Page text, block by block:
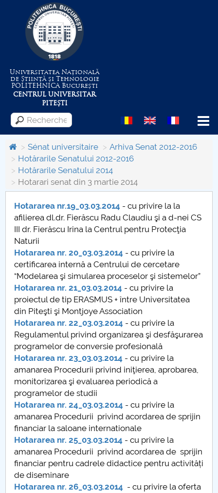
Universitatea Națională
de Știință și Tehnologie
POLITEHNICABucurești
CENTRUL UNIVERSITAR
PITEȘTI
Menu
Despre Universitate
Centrul de Management al Proiectelor
Conseil d'administration
Nr. de telefon si adrese Facultăți
Informations sur l'admission
Români de pretutindeni - ADMITERE
Sénat universitaire
Facultés
STUDENTI CUP
Ghiduri pentru STUDENȚI
Relations publiques
Relations Internationales
PNRR
Proiect (PRIM STUD)
Sénat universitaire
Arhiva Senat 2012-2016
Hotărarile Senatului 2012-2016
Hotărarile Senatului 2014
Hotarari senat din 3 martie 2014
Hotararea nr.19_03.03.2014 - cu privire la la
afilierea dl.dr. Fierăscu Radu Claudiu şi a d-nei CS
III dr. Fierăscu Irina la Centrul pentru Protecţia
Naturii
Hotararea nr. 20_03.03.2014 - cu privire la
certificarea internă a Centrului de cercetare
“Modelarea şi simularea proceselor şi sistemelor”
Hotararea nr. 21_03.03.2014 - cu privire la
proiectul de tip ERASMUS + între Universitatea
din Piteşti şi Montjoye Association
Hotararea nr. 22_03.03.2014 - cu privire la
Regulamentul privind organizarea şi desfăşurarea
programelor de conversie profesională
Hotararea nr. 23_03.03.2014 - cu privire la
amanarea Procedurii privind iniţierea, aprobarea,
monitorizarea şi evaluarea periodică a
programelor de studii
Hotararea nr. 24_03.03.2014 - cu privire la
amanarea Procedurii privind acordarea de sprijin
financiar la saloane internationale
Hotararea nr. 25_03.03.2014 - cu privire la
amanarea Procedurii privind acordarea de sprijin
financiar pentru cadrele didactice pentru activități
de diseminare
Hotararea nr. 26_03.03.2014 - cu privire la oferta